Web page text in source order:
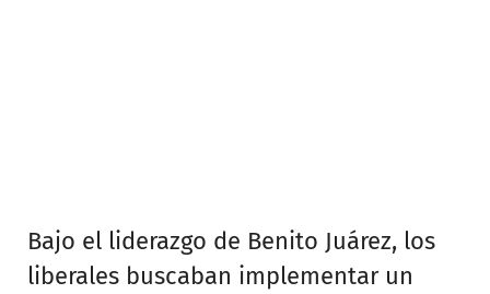
Bajo el liderazgo de Benito Juárez, los
liberales buscaban implementar un